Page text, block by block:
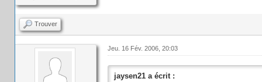
Trouver
Jeu. 16 Fév. 2006, 20:03
jaysen21 a écrit :